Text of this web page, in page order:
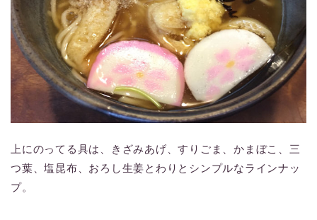
上にのってる具は、きざみあげ、すりごま、かまぼこ、三
つ葉、塩昆布、おろし生姜とわりとシンプルなラインナッ
プ。